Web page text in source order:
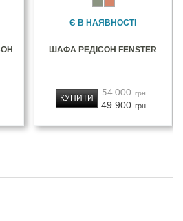
Є В НАЯВНОСТІ
ШАФА РЕДІСОН FENSTER
54 000 грн
49 900 грн
КУПИТИ